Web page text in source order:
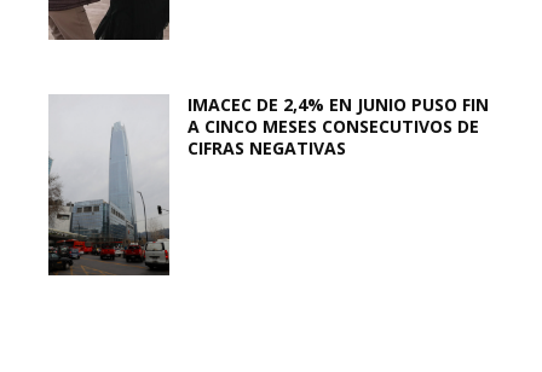
IMACEC DE 2,4% EN JUNIO PUSO FIN
A CINCO MESES CONSECUTIVOS DE
CIFRAS NEGATIVAS